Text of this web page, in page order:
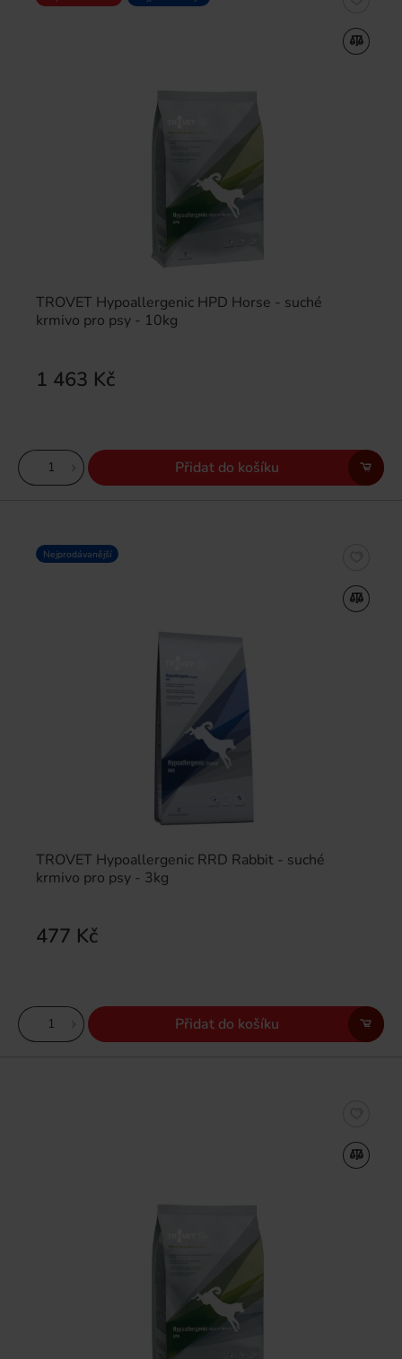
TROVET Hypoallergenic HPD Horse - suché
krmivo pro psy - 10kg
1 463 Kč
Přidat do košíku
TROVET Hypoallergenic RRD Rabbit - suché
krmivo pro psy - 3kg
477 Kč
Nejprodávanější
Přidat do košíku